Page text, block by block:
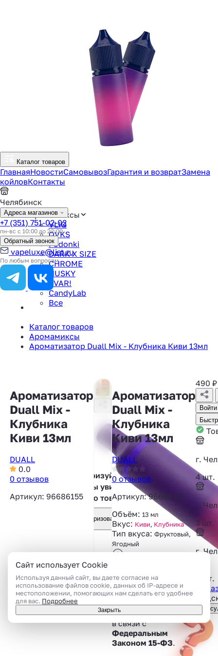
Аромамиксы
VLIQ
QVKS
Podonki
DARK X SIZE
CHROME
HUSKY
TVAR!
CandyLab
Все
Каталог товаров
ГлавнаяНовостиСамовывозГарантия и возвратЗамена
койловКонтакты
Челябинск
Адреса магазинов
+7 (351) 751-02-02
пн-вс с 10:00 до 22:00
Обратный звонок
vapeluxe@list.ru
По любым вопросам
Каталог товаров
Аромамиксы
Ароматизатор Duall Mix - Клубника Киви 13мл
Ароматизатор
Duall Mix -
Клубника
Киви 13мл
DUALL
0.0
0 отзывов
Артикул: 96686155
Авторизуйтесь,
чтобы увидеть
фото товара
Авторизоваться
Ароматизатор
Duall Mix -
Клубника
Киви 13мл
DUALL
0 отзывов
Артикул: 96686155
Объём: 13 мл
Вкус: Киви, Клубника
Тип вкуса: Фруктовый,
Ягодный
можно только лично
в магазине
Дистанционная
торговля запрещена
в связи c
Федеральным
Законом 15-ФЗ.
490 ₽
Войти
г.
4 шт.
г.
3 шт.
г.
3 шт.
Сайт использует Cookie
Используя данный сайт, вы даете согласие на
использование файлов cookie, данных об IP-адресе и
местоположении, помогающих нам сделать его удобнее
для вас. Подробнее
Закрыть